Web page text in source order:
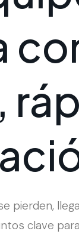
co
, ráp
aci
pierden,
clave